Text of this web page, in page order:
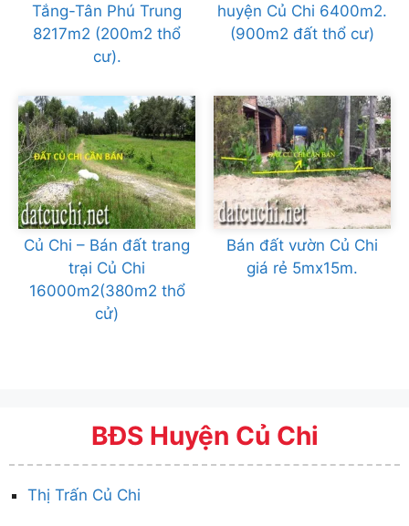
Tắng-Tân Phú Trung
8217m2 (200m2 thổ
cư).
huyện Củ Chi 6400m2.
(900m2 đất thổ cư)
Củ Chi – Bán đất trang
trại Củ Chi
16000m2(380m2 thổ
cử)
Bán đất vườn Củ Chi
giá rẻ 5mx15m.
BĐS Huyện Củ Chi
Thị Trấn Củ Chi